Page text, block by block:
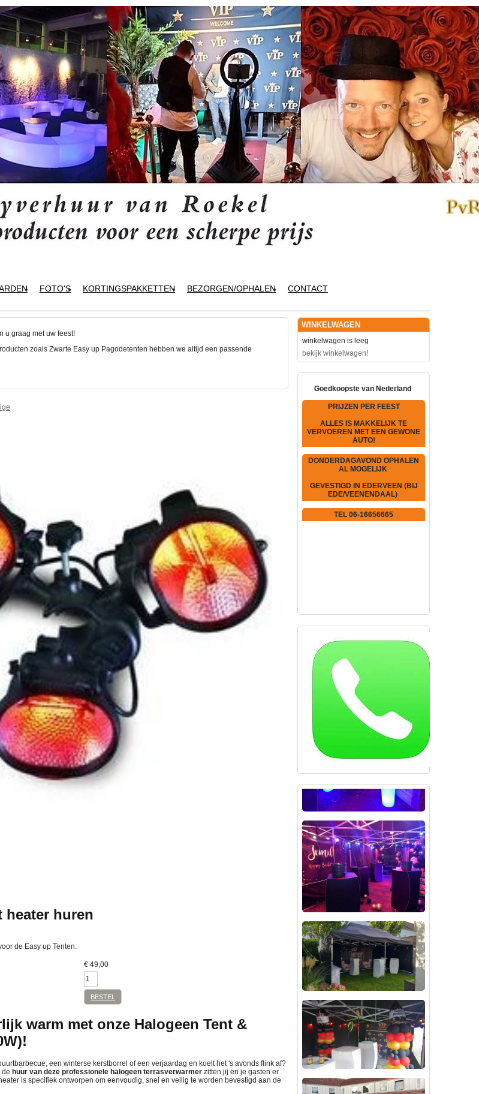
FOTO'S KORTINGSPAKKETTEN BEZORGEN/OPHALEN CONTACT
u graag met uw feest!
zoals Zwarte Easy up Pagodetenten hebben we altijd een passende
heater huren
de Easy up Tenten.
€ 49,00
BESTEL
warm met onze Halogeen Tent &
een winterse kerstborrel of een verjaardag en koelt het 's avonds flink af?
de huur van deze professionele halogeen terrasverwarmer zitten jij en je gasten er
is specifiek ontworpen om eenvoudig, snel en veilig te worden bevestigd aan de
WINKELWAGEN
winkelwagen is leeg
bekijk winkelwagen!
Goedkoopste van Nederland
PRIJZEN PER FEEST
ALLES IS MAKKELIJK TE
VERVOEREN MET EEN GEWONE
AUTO!
DONDERDAGAVOND OPHALEN
AL MOGELIJK
GEVESTIGD IN EDERVEEN (BIJ
EDE/VEENENDAAL)
TEL 06-16656665